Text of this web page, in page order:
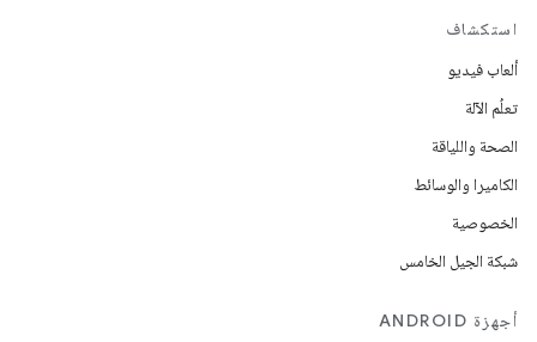
استكشاف
ألعاب فيديو
تعلُم الآلة
الصحة واللياقة
الكاميرا والوسائط
الخصوصية
شبكة الجيل الخامس
أجهزة ANDROID